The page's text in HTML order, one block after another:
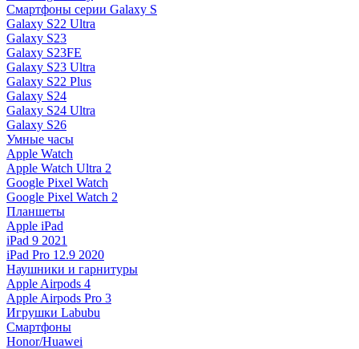
Смартфоны серии Galaxy S
Galaxy S22 Ultra
Galaxy S23
Galaxy S23FE
Galaxy S23 Ultra
Galaxy S22 Plus
Galaxy S24
Galaxy S24 Ultra
Galaxy S26
Умные часы
Apple Watch
Apple Watch Ultra 2
Google Pixel Watch
Google Pixel Watch 2
Планшеты
Apple iPad
iPad 9 2021
iPad Pro 12.9 2020
Наушники и гарнитуры
Apple Airpods 4
Apple Airpods Pro 3
Игрушки Labubu
Смартфоны
Honor/Huawei